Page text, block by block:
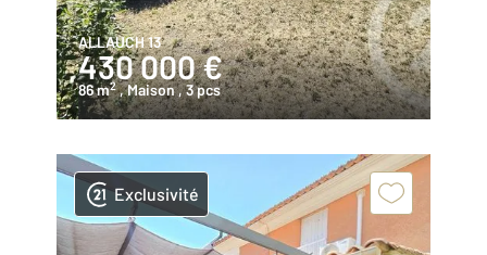
ALLAUCH 13
430 000 €
86 m2 , Maison, 3 pcs
Exclusivité